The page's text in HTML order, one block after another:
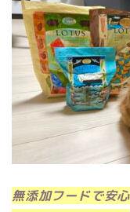
無添加フードで安